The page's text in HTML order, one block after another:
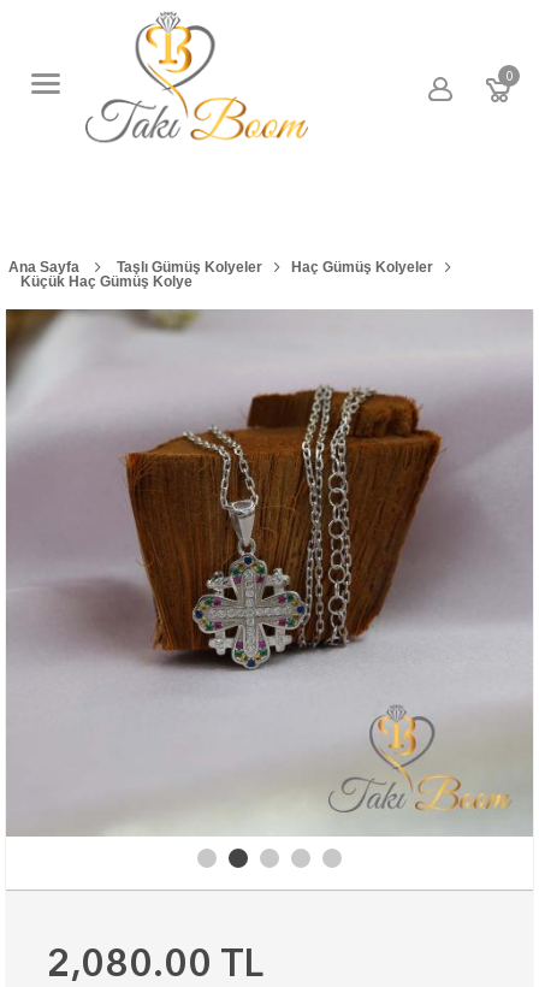
0
Ana Sayfa Taşlı Gümüş Kolyeler
Haç Gümüş Kolyeler
Küçük Haç Gümüş Kolye
2,080.00 TL